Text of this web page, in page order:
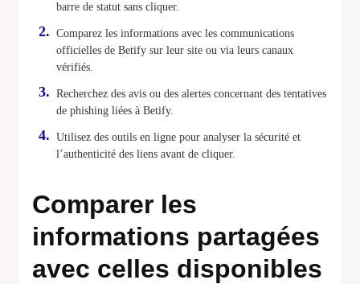
barre de statut sans cliquer.
Comparez les informations avec les communications
officielles de Betify sur leur site ou via leurs canaux
vérifiés.
Recherchez des avis ou des alertes concernant des tentatives
de phishing liées à Betify.
Utilisez des outils en ligne pour analyser la sécurité et
l’authenticité des liens avant de cliquer.
Comparer les
informations partagées
avec celles disponibles